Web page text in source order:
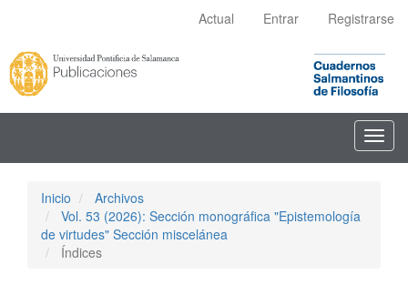
principal
Barra
lateral
Actual Entrar Registrarse
Inicio
Archivos
Vol. 53 (2026): Sección monográfica "Epistemología
de virtudes" Sección miscelánea
Índices